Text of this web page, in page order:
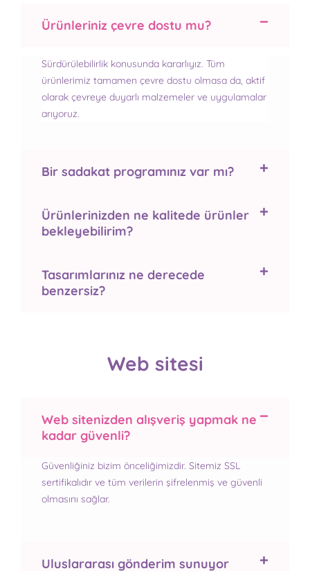
Ürünleriniz çevre dostu mu?
Sürdürülebilirlik konusunda kararlıyız. Tüm
ürünlerimiz tamamen çevre dostu olmasa da, aktif
olarak çevreye duyarlı malzemeler ve uygulamalar
arıyoruz.
Bir sadakat programınız var mı?
Ürünlerinizden ne kalitede ürünler
bekleyebilirim?
Tasarımlarınız ne derecede
benzersiz?
Web sitesi
Web sitenizden alışveriş yapmak ne
kadar güvenli?
Güvenliğiniz bizim önceliğimizdir. Sitemiz SSL
sertifikalıdır ve tüm verilerin şifrelenmiş ve güvenli
olmasını sağlar.
Uluslararası gönderim sunuyor